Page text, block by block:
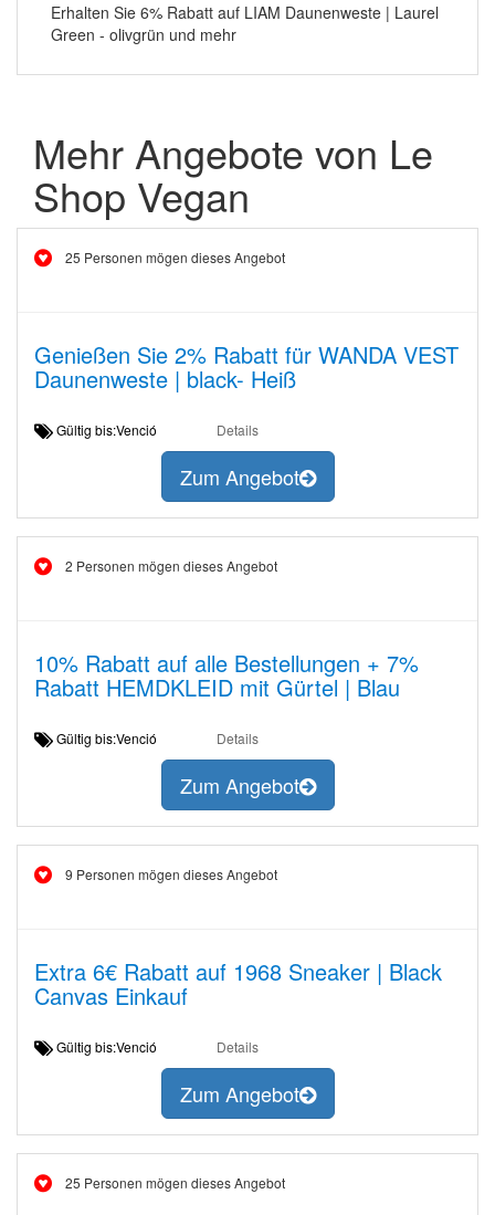
Erhalten Sie 6% Rabatt auf LIAM Daunenweste | Laurel
Green - olivgrün und mehr
Mehr Angebote von Le
Shop Vegan
25 Personen mögen dieses Angebot
Genießen Sie 2% Rabatt für WANDA VEST
Daunenweste | black- Heiß
Gültig bis:Venció Details
Zum Angebot
2 Personen mögen dieses Angebot
10% Rabatt auf alle Bestellungen + 7%
Rabatt HEMDKLEID mit Gürtel | Blau
Gültig bis:Venció Details
Zum Angebot
9 Personen mögen dieses Angebot
Extra 6€ Rabatt auf 1968 Sneaker | Black
Canvas Einkauf
Gültig bis:Venció Details
Zum Angebot
25 Personen mögen dieses Angebot